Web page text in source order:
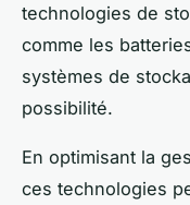
technologies de
comme les
systèmes de
possibilité.
En optimisant la
ces technologies